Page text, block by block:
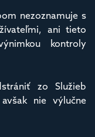
nezoznamuje s
ani tieto
kontroly
zo Služieb
nie výlučne